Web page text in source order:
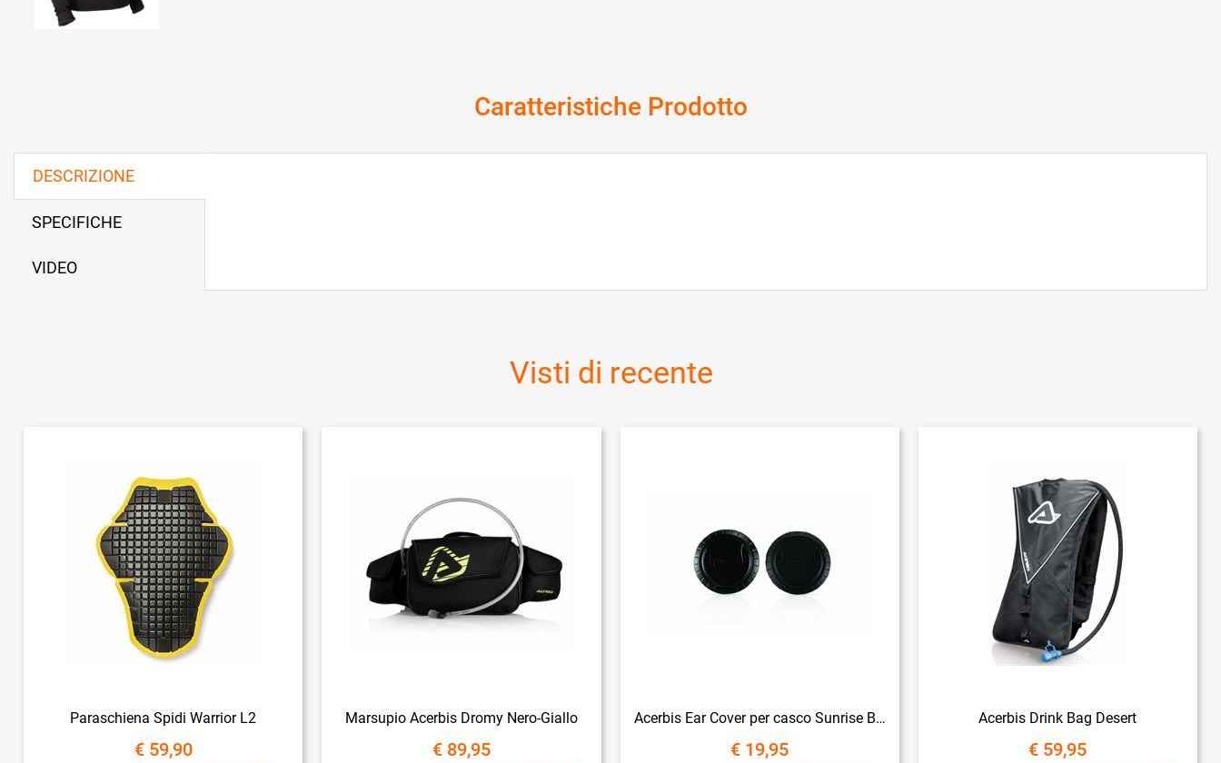
Caratteristiche Prodotto
DESCRIZIONE
SPECIFICHE
VIDEO
Visti di recente
Paraschiena Spidi Warrior L2
€ 59,90
Marsupio Acerbis Dromy Nero-Giallo
€ 89,95
Acerbis Ear Cover per casco Sunrise Black
€ 19,95
Acerbis Drink Bag Desert
€ 59,95